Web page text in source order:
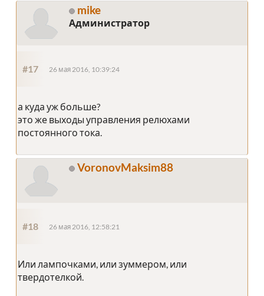
mike
Администратор
#17 26 мая 2016, 10:39:24
а куда уж больше?
это же выходы управления релюхами
постоянного тока.
VoronovMaksim88
#18 26 мая 2016, 12:58:21
Или лампочками, или зуммером, или
твердотелкой.